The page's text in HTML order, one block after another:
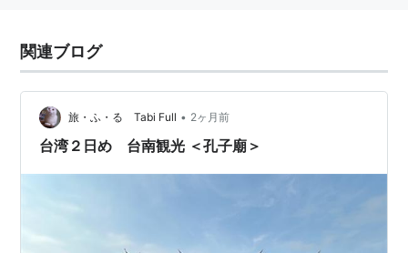
関連ブログ
旅・ふ・る Tabi Full • 2ヶ月前
台湾２日め 台南観光 ＜孔子廟＞